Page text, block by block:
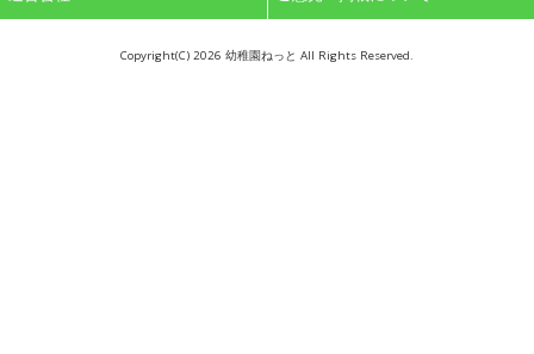
Copyright(C) 2026 幼稚園ねっと All Rights Reserved.